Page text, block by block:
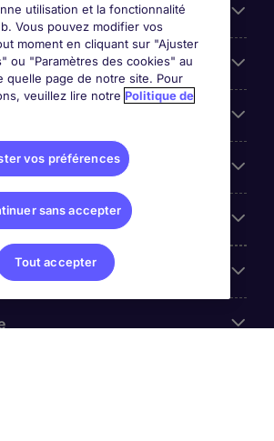
utilisation et la fonctionnalité
Vous pouvez modifier vos
moment en cliquant sur "Ajuster
ou "Paramètres des cookies" au
quelle page de notre site. Pour
veuillez lire notre Politique de
vos préférences
sans accepter
Tout accepter